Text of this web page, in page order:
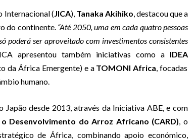
Internacional (JICA), Tanaka Akihiko, destacou que a
do continente. “Até 2050, uma em cada quatro pessoas
poderá ser aproveitado com investimentos consistentes
apresentou também iniciativas como a IDEA
da África Emergente) e a TOMONI Africa, focadas
humano.
desde 2013, através da Iniciativa ABE, e com
Desenvolvimento do Arroz Africano (CARD), o
de África, combinando apoio económico,